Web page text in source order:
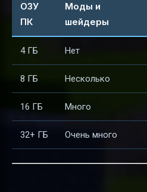
ОЗУ
ПК
Моды и
шейдеры
4 ГБ Нет
8 ГБ Несколько
16 ГБ Много
32+ ГБ Очень много